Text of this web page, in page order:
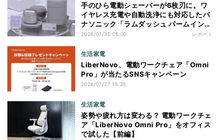
手のひら電動シェーバーが6枚刃に。ワ
イヤレス充電や自動洗浄にも対応したパ
ナソニック「ラムダッシュ パームイン
プロ」を体験
2026/07/30 06:00 レポート
生活家電
LiberNovo、電動ワークチェア「Omni
Pro」が当たるSNSキャンペーン
2026/07/27 15:35
生活家電
姿勢や疲れ方は変わる？ 電動ワークチェ
ア「LiberNovo Omni Pro」をオフィス
で試した【前編】